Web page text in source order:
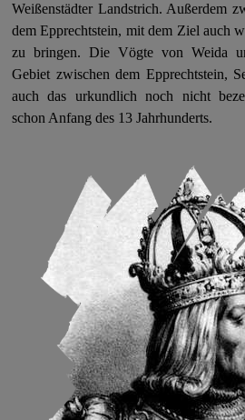
Weißenstädter Landstrich. Außerdem
dem Epprechtstein, mit dem Ziel auch
zu bringen. Die Vögte von Weida
Gebiet zwischen dem Epprechtstein,
auch das urkundlich noch nicht
schon Anfang des 13 Jahrhunderts.